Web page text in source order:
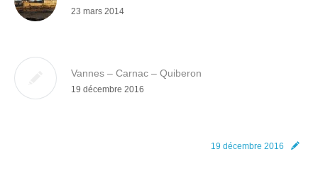
23 mars 2014
Vannes – Carnac – Quiberon
19 décembre 2016
19 décembre 2016